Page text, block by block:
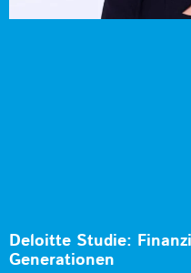
Deloitte Studie:
Generationen